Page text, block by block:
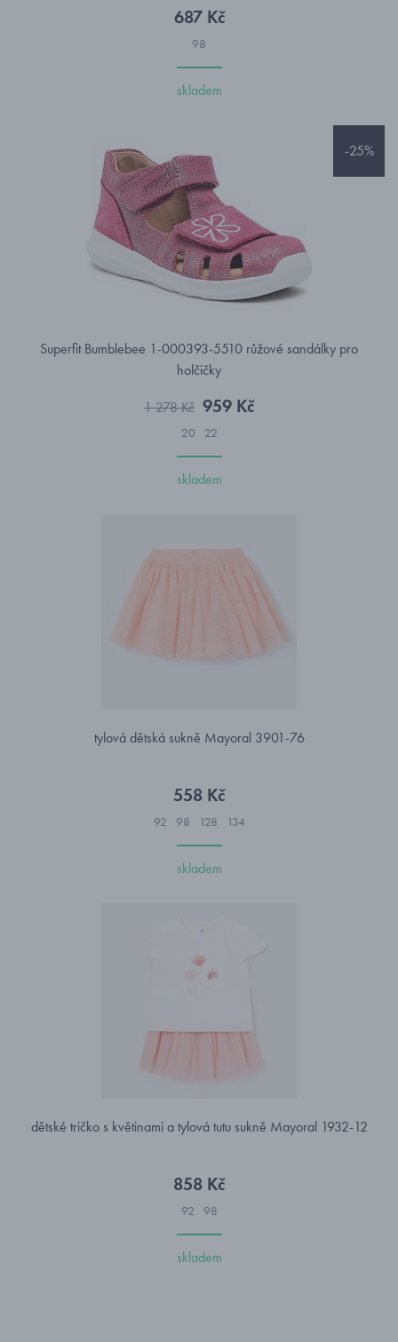
687 Kč
98
skladem
-25%
Superfit Bumblebee 1-000393-5510 růžové sandálky pro
holčičky
1 278 Kč 959 Kč
20 22
skladem
tylová dětská sukně Mayoral 3901-76
558 Kč
92 98 128 134
skladem
dětské tričko s květinami a tylová tutu sukně Mayoral 1932-12
858 Kč
92 98
skladem